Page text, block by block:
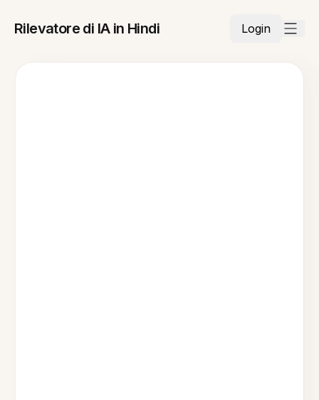
Rilevatore di IA in Hindi Login